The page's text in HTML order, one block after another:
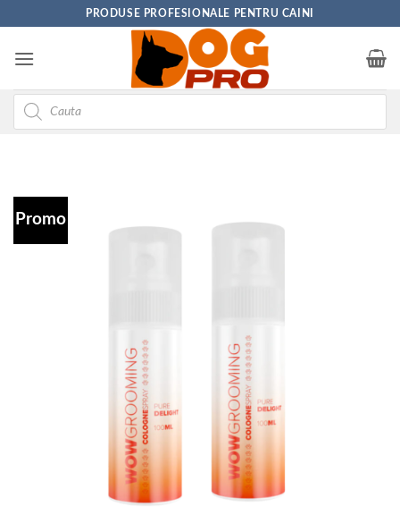
content
PRODUSE PROFESIONALE PENTRU CAINI
Products
search
Promo